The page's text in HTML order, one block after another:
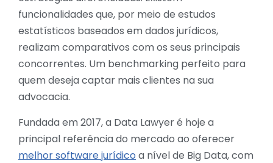
funcionalidades que, por meio de estudos
estatísticos baseados em dados jurídicos,
realizam comparativos com os seus principais
concorrentes. Um benchmarking perfeito para
quem deseja captar mais clientes na sua
advocacia.
Fundada em 2017, a Data Lawyer é hoje a
principal referência do mercado ao oferecer
melhor software jurídico a nível de Big Data, com